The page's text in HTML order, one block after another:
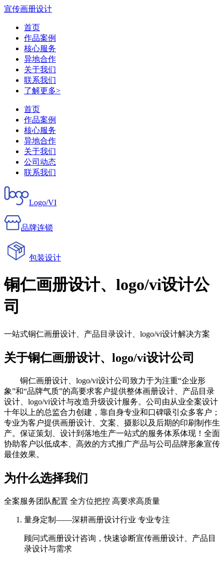
宣传画册设计
首页
作品案例
核心服务
异地合作
关于我们
联系我们
了解更多>
首页
作品案例
核心服务
异地合作
关于我们
公司动态
联系我们
Logo/VI
品牌连锁
包装设计
铜仁画册设计、logo/vi设计公
司
一站式铜仁画册设计、产品目录设计、logo/vi设计解决方案
关于铜仁画册设计、logo/vi设计公司
铜仁画册设计、logo/vi设计公司致力于为注重“企业形
象”和“品牌气质”的高要求客户提供整体画册设计、产品目录
设计、logo/vi设计与改造升级设计服务。公司由从业全案设计
十年以上的总监合力创建，靠自身专业和口碑吸引众多客户；
专业为客户提供画册设计、文案、摄影以及后期的印刷制作生
产。保证策划、设计到落地生产一站式的服务体系体现！全面
协助客户以低成本、高效的方式推广产品与公司品牌形象宣传
最佳效果。
为什么选择我们
全案服务团队配置 全方位把控 高要求高质量
量身定制——深耕画册设计行业 专业专注
顾问式画册设计咨询，快速诊断宣传画册设计、产品目
录设计与需求